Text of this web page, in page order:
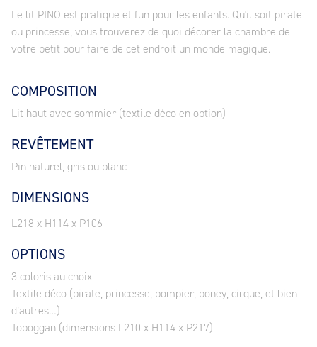
Le lit PINO est pratique et fun pour les enfants. Qu'il soit pirate
ou princesse, vous trouverez de quoi décorer la chambre de
votre petit pour faire de cet endroit un monde magique.
COMPOSITION
Lit haut avec sommier (textile déco en option)
REVÊTEMENT
Pin naturel, gris ou blanc
DIMENSIONS
L218 x H114 x P106
OPTIONS
3 coloris au choix
Textile déco (pirate, princesse, pompier, poney, cirque, et bien
d’autres…)
Toboggan (dimensions L210 x H114 x P217)